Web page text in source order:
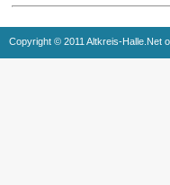
Copyright © 2011 Altkreis-Halle.Net